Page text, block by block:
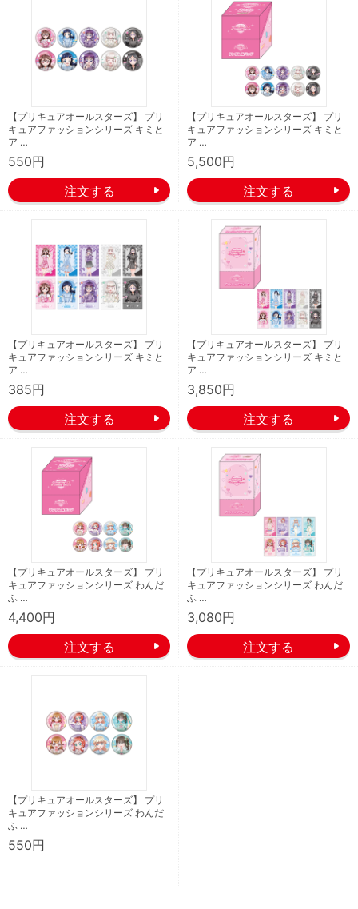
【プリキュアオールスターズ】 プリ
キュアファッションシリーズ キミと
ア …
550円
【プリキュアオールスターズ】 プリ
キュアファッションシリーズ キミと
ア …
5,500円
【プリキュアオールスターズ】 プリ
キュアファッションシリーズ キミと
ア …
385円
【プリキュアオールスターズ】 プリ
キュアファッションシリーズ キミと
ア …
3,850円
【プリキュアオールスターズ】 プリ
キュアファッションシリーズ わんだ
ふ …
4,400円
【プリキュアオールスターズ】 プリ
キュアファッションシリーズ わんだ
ふ …
3,080円
【プリキュアオールスターズ】 プリ
キュアファッションシリーズ わんだ
ふ …
550円